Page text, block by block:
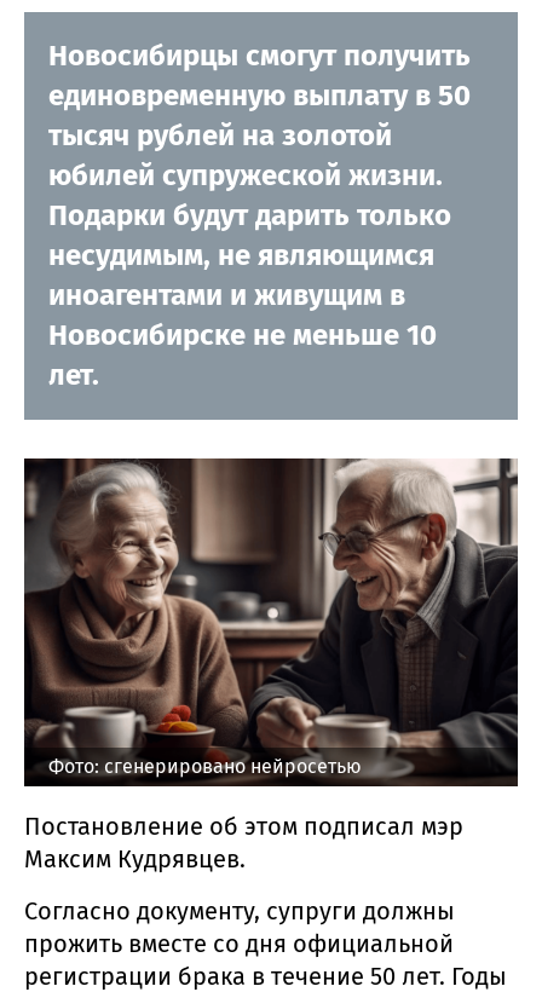
Новосибирцы смогут получить
единовременную выплату в 50
тысяч рублей на золотой
юбилей супружеской жизни.
Подарки будут дарить только
несудимым, не являющимся
иноагентами и живущим в
Новосибирске не меньше 10
лет.
Фото: сгенерировано нейросетью
Постановление об этом подписал мэр
Максим Кудрявцев.
Согласно документу, супруги должны
прожить вместе со дня официальной
регистрации брака в течение 50 лет. Годы